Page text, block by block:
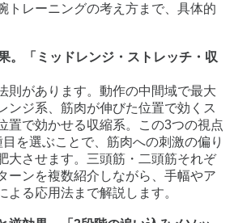
トレーニングの考え方まで、具体的
。「ミッドレンジ・ストレッチ・収
則があります。動作の中間域で最大
ンジ系、筋肉が伸びた位置で効くス
置で効かせる収縮系。この3つの視点
を選ぶことで、筋肉への刺激の偏り
大させます。三頭筋・二頭筋それぞ
ーンを複数紹介しながら、手幅やア
よる応用法まで解説します。